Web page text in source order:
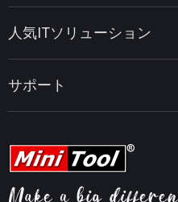
MiniTool PDF Editor
MiniTool MovieMaker
MiniTool uTube Downloader
データ復元ヒント
PDF編集ヒント
動画編集ヒント
ビデオ変換ヒント
画面録画ヒント
知識ベース
人気ITソリューション
MiniTool ニュースセンター
サポート
ヘルプ